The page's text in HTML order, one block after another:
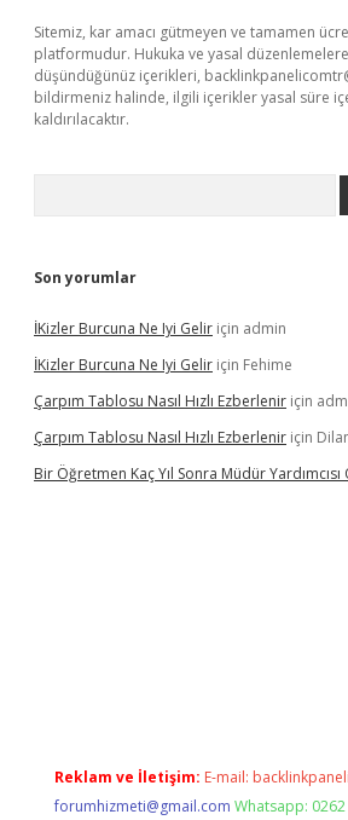
Sitemiz, kar amacı gütmeyen ve tamamen
platformudur. Hukuka ve yasal düzenlemelere
düşündüğünüz içerikleri,
bildirmeniz halinde, ilgili içerikler yasal süre
kaldırılacaktır.
Son yorumlar
İKizler Burcuna Ne Iyi Gelir için admin
İKizler Burcuna Ne Iyi Gelir için Fehime
Çarpım Tablosu Nasıl Hızlı Ezberlenir için
Çarpım Tablosu Nasıl Hızlı Ezberlenir için
Bir Öğretmen Kaç Yıl Sonra Müdür
Reklam ve İletişim: E-mail:
forumhizmeti@gmail.com Whatsapp: